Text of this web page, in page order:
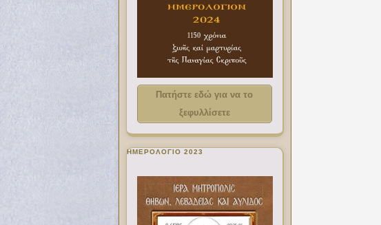
Πατήστε εδώ για να το
ξεφυλλίσετε
ΗΜΕΡΟΛΟΓΙΟ 2023